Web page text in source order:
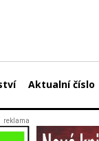
Aktualní číslo